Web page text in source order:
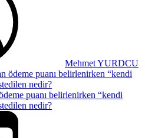
Mehmet YURDCU
puanı belirlenirken “kendi
nedir?